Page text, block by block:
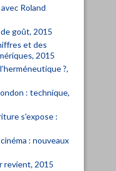
Roland
goût, 2015
et des
2015
?,
: technique,
s'expose :
: nouveaux
revient, 2015